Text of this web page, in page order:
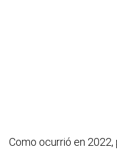
Como ocurrió en 2022,